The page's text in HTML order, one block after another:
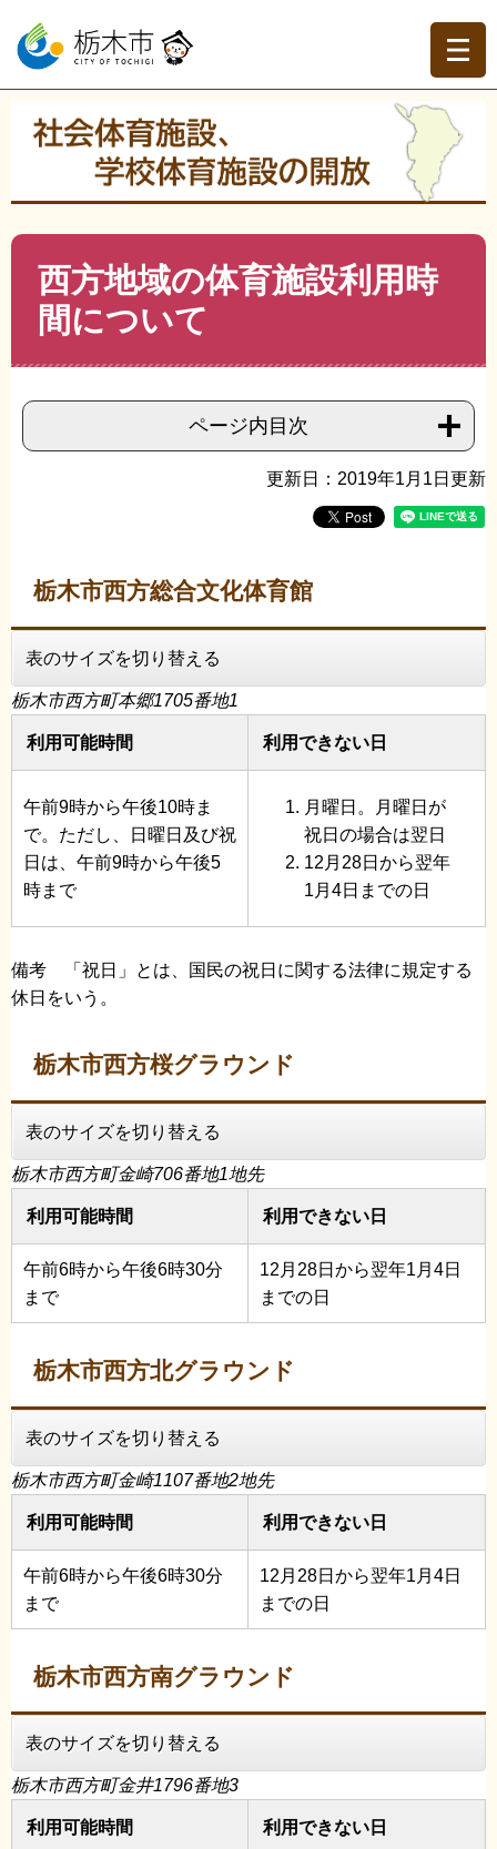
ー
の
ニ
ー
て
本
現在地
トップページ > 社会体育施設、学校体育施設の開放 >社会
>西方地域（社会体育施設）> >西方地域の体育
施設利用時間について
西方地域の体育施設利用時
間について
ページ内目次
更新日：2019年1月1日更新
栃木市西方総合文化体育館
表のサイズを切り替える
栃木市西方町本郷1705番地1
利用可能時間 利用できない日
午前9時から午後10時ま
で。ただし、日曜日及び祝
日は、午前9時から午後5
時まで
月曜日。月曜日が
祝日の場合は翌日
12月28日から翌年
1月4日までの日
備考 「祝日」とは、国民の祝日に関する法律に規定する
休日をいう。
栃木市西方桜グラウンド
表のサイズを切り替える
栃木市西方町金崎706番地1地先
利用可能時間 利用できない日
午前6時から午後6時30分
まで
12月28日から翌年1月4日
までの日
栃木市西方北グラウンド
表のサイズを切り替える
栃木市西方町金崎1107番地2地先
利用可能時間 利用できない日
午前6時から午後6時30分
まで
12月28日から翌年1月4日
までの日
栃木市西方南グラウンド
表のサイズを切り替える
栃木市西方町金井1796番地3
利用可能時間 利用できない日